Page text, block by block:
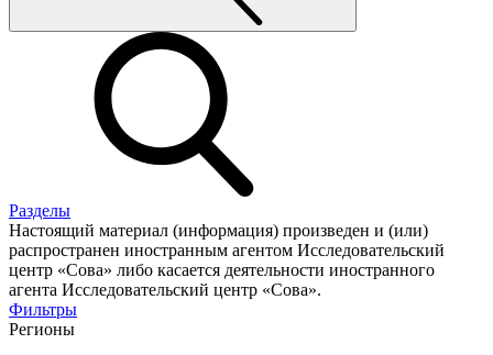
Разделы
Настоящий материал (информация) произведен и (или)
распространен иностранным агентом Исследовательский
центр «Сова» либо касается деятельности иностранного
агента Исследовательский центр «Сова».
Фильтры
Регионы